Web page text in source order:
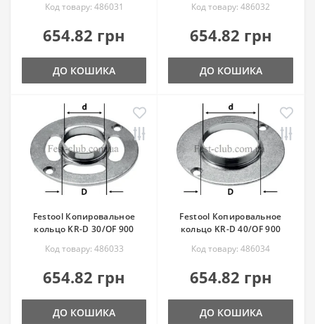
Код товару: 486031
654.82 грн
ДО КОШИКА
Код товару: 486032
654.82 грн
ДО КОШИКА
Festool Копировальное
кольцо KR-D 30/OF 900
Код товару: 486033
654.82 грн
ДО КОШИКА
Festool Копировальное
кольцо KR-D 40/OF 900
Код товару: 486034
654.82 грн
ДО КОШИКА